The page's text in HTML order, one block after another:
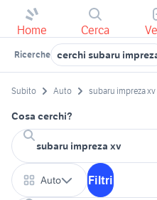
Home Cerca
Ricerche cerchi subaru
Subito Auto subaru impreza xv
Cosa cerchi?
Auto Filtri